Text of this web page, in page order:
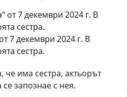
7 декември 2024 г. В
сестра.
че има сестра, актьорът
запознае с нея.